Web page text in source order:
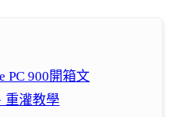
PC 900開箱文
重灌教學